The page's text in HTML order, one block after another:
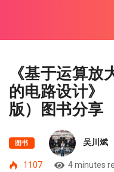
《基于运算
的电路设计》
版）图书分享
图书 吴川斌
1107 4 minutes